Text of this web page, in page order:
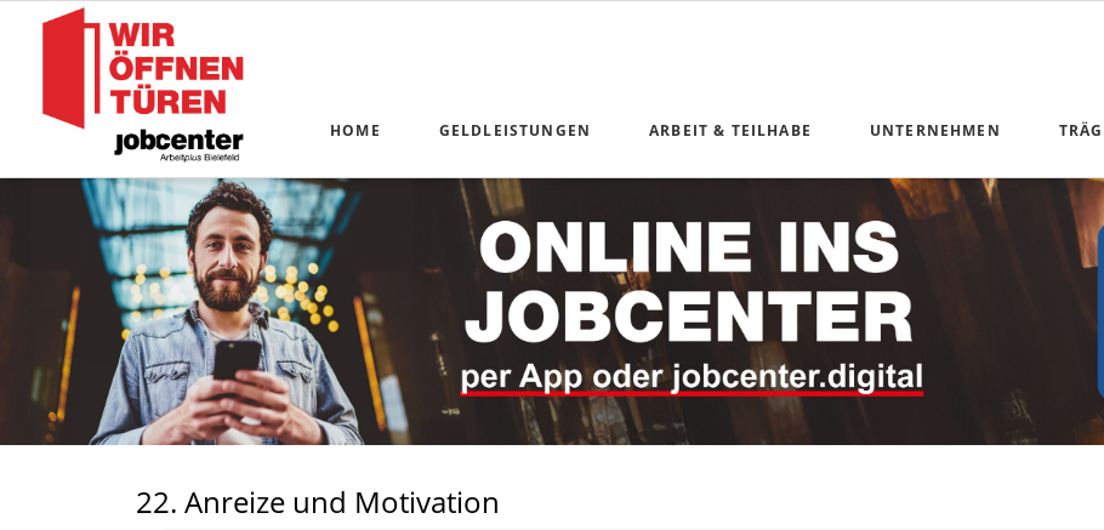
HOME GELDLEISTUNGEN
Alle Anliegen Geldleistungen
Antragstellung
Online-Kommunikation
Kosten der Unterkunft
Bildung und Teilhabe
Schulbücher
Inkasso-Service
ARBEIT & TEILHABE
Anliegen Arbeit und Teilhabe
UNTERNEHMEN
22. Anreize und Motivation